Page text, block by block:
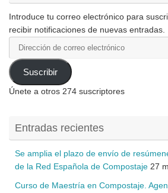
Introduce tu correo electrónico para
recibir notificaciones de nuevas entradas.
correo
electrónico
Suscribir
Únete a otros 274 suscriptores
Entradas recientes
Se amplia el plazo de envío de
de la Red Española de Compostaje 27
Curso de Maestría en Compostaje.